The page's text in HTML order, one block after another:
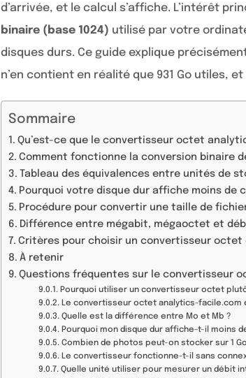
d’arrivée, et le calcul s’affiche. L’intérêt
binaire (base 1024) utilisé par votre
disques durs. Ce guide explique
n’en contient en réalité que 931 Go utiles,
Sommaire
Qu’est-ce que le convertisseur octet
Comment fonctionne la conversion binaire
Tableau des équivalences entre unités de
Pourquoi votre disque dur affiche moins de
Procédure pour convertir une taille de
Différence entre mégabit, mégaoctet et
Critères pour choisir un convertisseur octet
À retenir
Questions fréquentes sur le convertisseur
Pourquoi utiliser un convertisseur octet
Le convertisseur octet analytics-facile.com
Quelle est la différence entre Mo et Mb ?
Pourquoi mon disque dur affiche-t-il moins
Combien de photos peut-on stocker sur 1
Le convertisseur fonctionne-t-il sans
Quelle unité utiliser pour mesurer un débit